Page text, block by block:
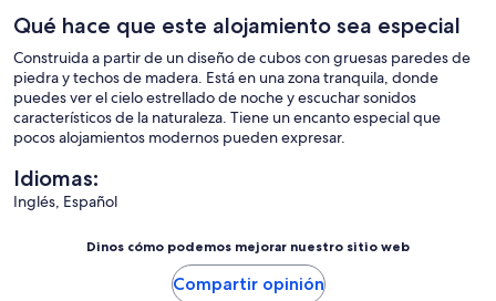
Qué hace que este alojamiento sea especial
Construida a partir de un diseño de cubos con gruesas paredes de
piedra y techos de madera. Está en una zona tranquila, donde
puedes ver el cielo estrellado de noche y escuchar sonidos
característicos de la naturaleza. Tiene un encanto especial que
pocos alojamientos modernos pueden expresar.
Idiomas:
Inglés, Español
Dinos cómo podemos mejorar nuestro sitio web
Compartir opinión